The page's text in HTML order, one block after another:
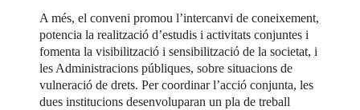
A més, el conveni promou l’intercanvi de coneixement,
potencia la realització d’estudis i activitats conjuntes i
fomenta la visibilització i sensibilització de la societat, i
les Administracions públiques, sobre situacions de
vulneració de drets. Per coordinar l’acció conjunta, les
dues institucions desenvoluparan un pla de treball